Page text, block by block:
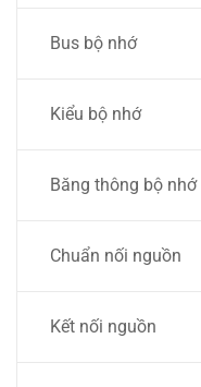
Bus bộ nhớ
Kiểu bộ nhớ
Băng thông bộ nhớ
Chuẩn nối nguồn
Kết nối nguồn